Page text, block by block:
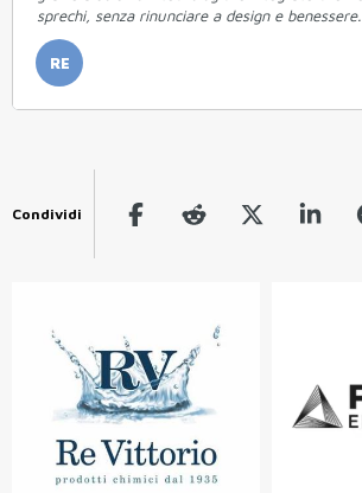
sprechi, senza rinunciare a design e benessere.
RE
Condividi